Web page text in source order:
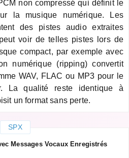
non compressé qui définit le
la musique numérique. Les
des pistes audio extraites
voir de telles pistes lors de
compact, par exemple avec
numérique (ripping) convertit
WAV, FLAC ou MP3 pour le
La qualité reste identique à
un format sans perte.
SPX
Messages Vocaux Enregistrés